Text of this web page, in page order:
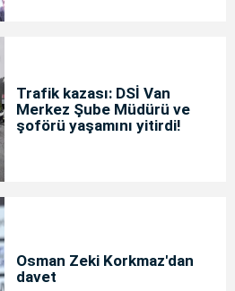
Trafik kazası: DSİ Van
Merkez Şube Müdürü ve
şoförü yaşamını yitirdi!
Osman Zeki Korkmaz'dan
davet